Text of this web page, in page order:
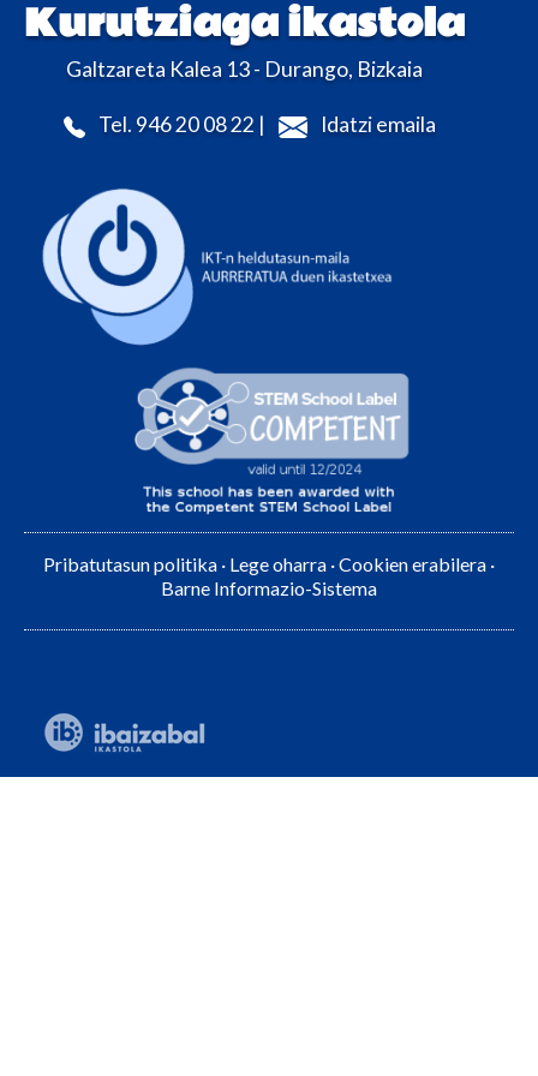
Kurutziaga ikastola
Galtzareta Kalea 13 - Durango, Bizkaia
Tel. 946 20 08 22 | Idatzi emaila
Pribatutasun politika · Lege oharra ·Cookien erabilera ·
Barne Informazio-Sistema